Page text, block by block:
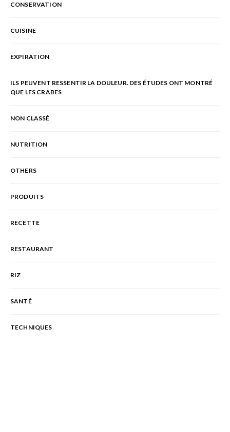
CONSERVATION
CUISINE
EXPIRATION
ILS PEUVENT RESSENTIR LA DOULEUR. DES ÉTUDES ONT MONTRÉ
QUE LES CRABES
NON CLASSÉ
NUTRITION
OTHERS
PRODUITS
RECETTE
RESTAURANT
RIZ
SANTÉ
TECHNIQUES